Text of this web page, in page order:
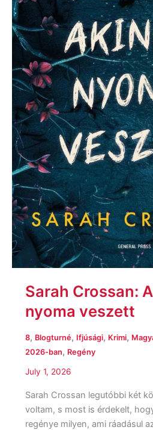
Sarah Crossan:
nyoma veszett
8, Blogturné, Ifjúsági, Krimi,
2026-ban, Regény
July 1, 2026
Sarah Crossan legutóbbi két
voltam, s most is érdekelt,
regénye milyen, ami ráadásul